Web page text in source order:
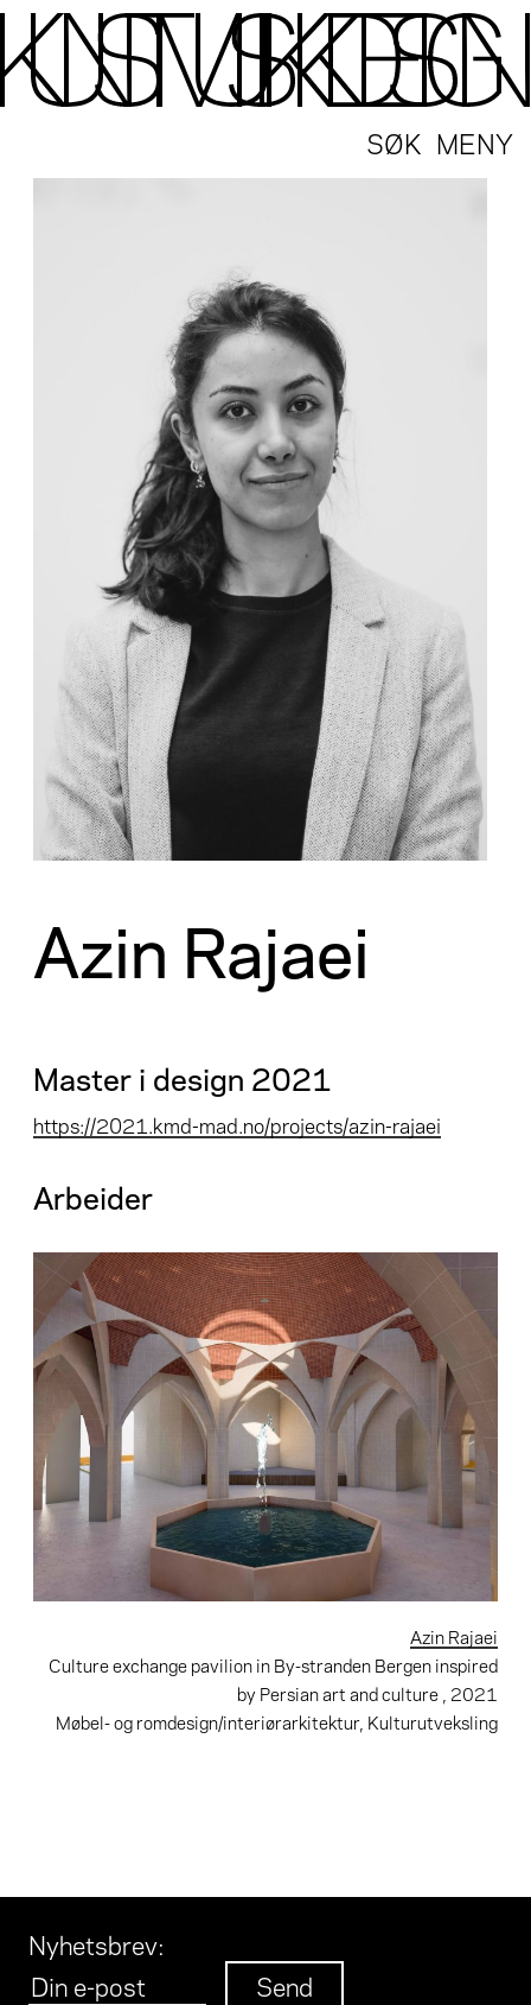
MENY
SØK
Azin Rajaei
Master i design 2021
https://2021.kmd-mad.no/projects/azin-rajaei
Arbeider
Azin Rajaei
Culture exchange pavilion in By-stranden Bergen inspi­red
by Persian art and culture , 2021
Møbel- og romdesign/interiørarkitektur, Kulturutveksling
Nyhetsbrev: